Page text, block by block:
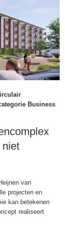
Business
niet
van
projecten en
kan betekenen
realiseert